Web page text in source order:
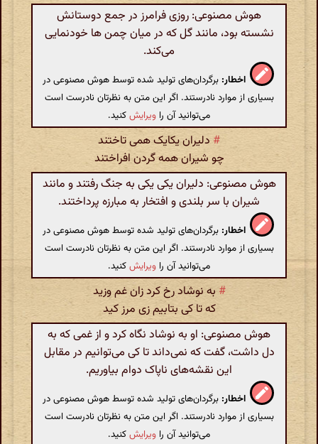
هوش مصنوعی: روزی فرامرز در جمع دوستانش
نشسته بود، مانند گل که در میان چمن ها خودنمایی
می‌کند.
اخطار: برگردان‌های تولید شده توسط هوش مصنوعی در
بسیاری از موارد نادرستند. اگر این متن به نظرتان نادرست است
می‌توانید آن را ویرایشکنید.
# دلیران یکایک همی تاختند
چو شیران همه گردن افراختند
هوش مصنوعی: دلیران یکی یکی به جنگ رفتند و مانند
شیران با سر بلندی و افتخار به مبارزه پرداختند.
اخطار: برگردان‌های تولید شده توسط هوش مصنوعی در
بسیاری از موارد نادرستند. اگر این متن به نظرتان نادرست است
می‌توانید آن را ویرایشکنید.
# به نوشاد رخ کرد زان غم وزید
که تا کی بتابیم زی مرز کید
هوش مصنوعی: او به نوشاد نگاه کرد و از غمی که به
دل داشت، گفت که نمی‌داند تا کی می‌توانیم در مقابل
این نقشه‌های ناپاک دوام بیاوریم.
اخطار: برگردان‌های تولید شده توسط هوش مصنوعی در
بسیاری از موارد نادرستند. اگر این متن به نظرتان نادرست است
می‌توانید آن را ویرایشکنید.